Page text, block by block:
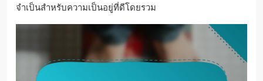
จำเป็นสำหรับความเป็นอยู่ที่ดีโดยรวม